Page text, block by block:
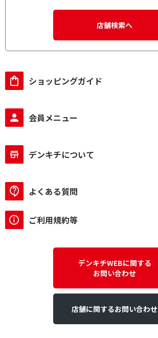
店舗検索へ
ショッピングガイド
会員メニュー
デンキチについて
よくある質問
ご利用規約等
デンキチWEBに関する
お問い合わせ
店舗に関するお問い合わせ